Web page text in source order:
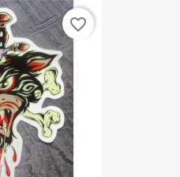
favorite_border